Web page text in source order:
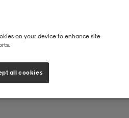
on your device to enhance site
all cookies